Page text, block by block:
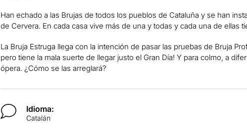
Han echado a las Brujas de todos los pueblos de Cataluña y se han
de Cervera. En cada casa vive más de una y todas y cada una de ellas
La Bruja Estruga llega con la intención de pasar las pruebas de Bruja
pero tiene la mala suerte de llegar justo el Gran Día! Y para colmo, a
ópera. ¿Cómo se las arreglará?
Idioma:
Catalán